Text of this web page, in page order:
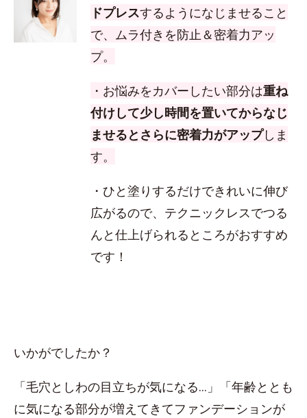
ドプレスするようになじませること
で、ムラ付きを防止＆密着力アッ
プ。
・お悩みをカバーしたい部分は重ね
付けして少し時間を置いてからなじ
ませるとさらに密着力がアップしま
す。
・ひと塗りするだけできれいに伸び
広がるので、テクニックレスでつる
んと仕上げられるところがおすすめ
です！
いかがでしたか？
「毛穴としわの目立ちが気になる...」「年齢ととも
に気になる部分が増えてきてファンデーションが